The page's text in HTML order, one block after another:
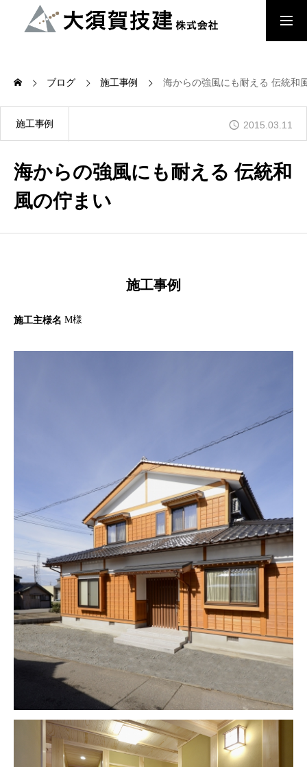
檜の家
木来 -Kikuru- 中大規模木造建築
会社概要
お知らせ・内見会情報
施工事例
プライバシーポリシー
ブログ 施工事例 海からの強風にも耐える 伝統和
施工事例 2015.03.11
海からの強風にも耐える 伝統和
風の佇まい
施工事例
施工主様名 M様